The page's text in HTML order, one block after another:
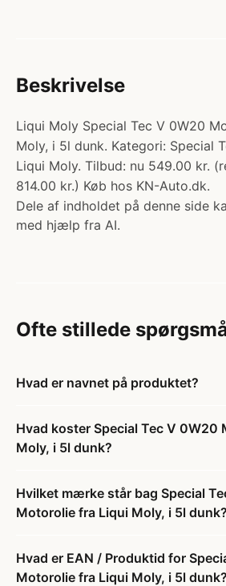
Beskrivelse
Liqui Moly Special Tec V 0W20
Moly, i 5l dunk. Kategori: Special
Liqui Moly. Tilbud: nu 549.00 kr.
814.00 kr.) Køb hos KN-Auto.dk.
Dele af indholdet på denne side
med hjælp fra AI.
Ofte stillede
Hvad er navnet på produktet?
Hvad koster Special Tec V 0W20
Moly, i 5l dunk?
Hvilket mærke står bag Special
Motorolie fra Liqui Moly, i 5l dunk?
Hvad er EAN / Produktid for
Motorolie fra Liqui Moly, i 5l dunk?